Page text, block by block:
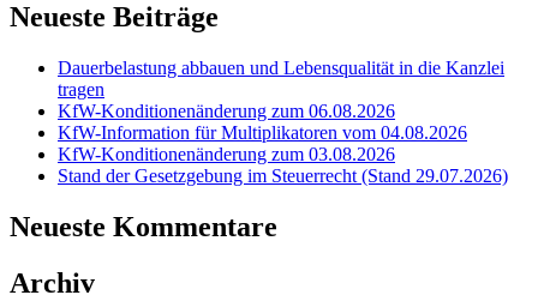
Neueste Beiträge
Dauerbelastung abbauen und Lebensqualität in die Kanzlei
tragen
KfW-Konditionenänderung zum 06.08.2026
KfW-Information für Multiplikatoren vom 04.08.2026
KfW-Konditionenänderung zum 03.08.2026
Stand der Gesetzgebung im Steuerrecht (Stand 29.07.2026)
Neueste Kommentare
Archiv